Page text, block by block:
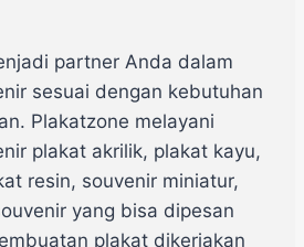
partner Anda dalam
sesuai dengan kebutuhan
Plakatzone melayani
plakat akrilik, plakat kayu,
resin, souvenir miniatur,
yang bisa dipesan
plakat dikerjakan